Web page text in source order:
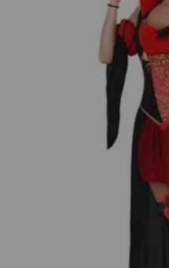
¡Adelante! Te